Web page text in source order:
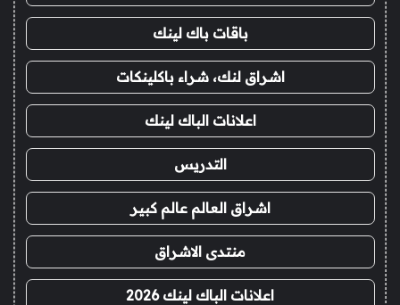
باقات باك لينك
اشراق لنك، شراء باكلينكات
اعلانات الباك لينك
التدريس
اشراق العالم عالم كبير
منتدى الاشراق
اعلانات الباك لينك 2026